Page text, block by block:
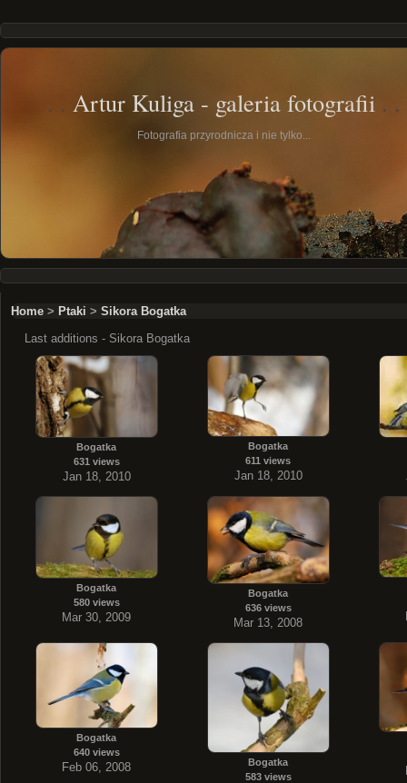
Artur Kuliga - galeria fotografii
Fotografia przyrodnicza i nie tylko...
Home > Ptaki > Sikora Bogatka
Last additions - Sikora Bogatka
Bogatka
631 views
Jan 18, 2010
Bogatka
611 views
Jan 18, 2010
Bogatka
580 views
Mar 30, 2009
Bogatka
636 views
Mar 13, 2008
Bogatka
640 views
Feb 06, 2008
Bogatka
583 views